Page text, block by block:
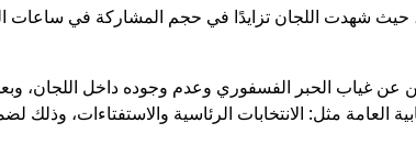
حيث شهدت اللجان تزايدًا في حجم المشاركة في ساعات
غياب الحبر الفسفوري وعدم وجوده داخل اللجان، وبعد
العامة مثل: الانتخابات الرئاسية والاستفتاءات،